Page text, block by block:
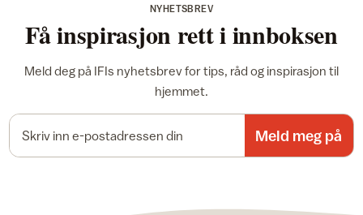
NYHETSBREV
Få inspirasjon rett i innboksen
Meld deg på IFIs nyhetsbrev for tips, råd og inspirasjon til
hjemmet.
Meld meg på